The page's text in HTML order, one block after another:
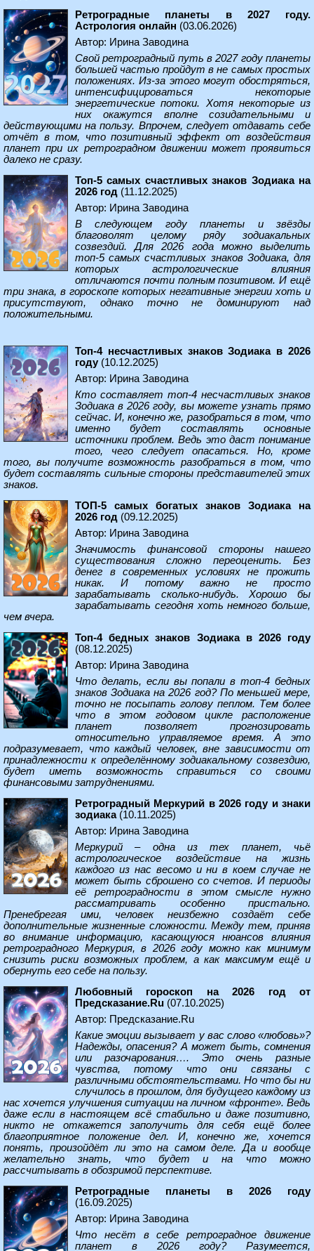
Ретроградные планеты в 2027 году.
Астрология онлайн (03.06.2026)
Автор: Ирина Заводина
Свой ретроградный путь в 2027 году планеты
большей частью пройдут в не самых простых
положениях. Из-за этого могут обостряться,
интенсифицироваться некоторые
энергетические потоки. Хотя некоторые из
них окажутся вполне созидательными и
действующими на пользу. Впрочем, следует отдавать себе
отчёт в том, что позитивный эффект от воздействия
планет при их ретроградном движении может проявиться
далеко не сразу.
Топ-5 самых счастливых знаков Зодиака на
2026 год (11.12.2025)
Автор: Ирина Заводина
В следующем году планеты и звёзды
благоволят целому ряду зодиакальных
созвездий. Для 2026 года можно выделить
топ-5 самых счастливых знаков Зодиака, для
которых астрологические влияния
отличаются почти полным позитивом. И ещё
три знака, в гороскопе которых негативные энергии хоть и
присутствуют, однако точно не доминируют над
положительными.
Топ-4 несчастливых знаков Зодиака в 2026
году(10.12.2025)
Автор: Ирина Заводина
Кто составляет топ-4 несчастливых знаков
Зодиака в 2026 году, вы можете узнать прямо
сейчас. И, конечно же, разобраться в том, что
именно будет составлять основные
источники проблем. Ведь это даст понимание
того, чего следует опасаться. Но, кроме
того, вы получите возможность разобраться в том, что
будет составлять сильные стороны представителей этих
знаков.
ТОП-5 самых богатых знаков Зодиака на
2026 год (09.12.2025)
Автор: Ирина Заводина
Значимость финансовой стороны нашего
существования сложно переоценить. Без
денег в современных условиях не прожить
никак. И потому важно не просто
зарабатывать сколько-нибудь. Хорошо бы
зарабатывать сегодня хоть немного больше,
чем вчера.
Топ-4 бедных знаков Зодиака в 2026 году
(08.12.2025)
Автор: Ирина Заводина
Что делать, если вы попали в топ-4 бедных
знаков Зодиака на 2026 год? По меньшей мере,
точно не посыпать голову пеплом. Тем более
что в этом годовом цикле расположение
планет позволяет прогнозировать
относительно управляемое время. А это
подразумевает, что каждый человек, вне зависимости от
принадлежности к определённому зодиакальному созвездию,
будет иметь возможность справиться со своими
финансовыми затруднениями.
Ретроградный Меркурий в 2026 году и знаки
зодиака(10.11.2025)
Автор: Ирина Заводина
Меркурий – одна из тех планет, чьё
астрологическое воздействие на жизнь
каждого из нас весомо и ни в коем случае не
может быть сброшено со счетов. И периоды
её ретроградности в этом смысле нужно
рассматривать особенно пристально.
Пренебрегая ими, человек неизбежно создаёт себе
дополнительные жизненные сложности. Между тем, приняв
во внимание информацию, касающуюся нюансов влияния
ретроградного Меркурия, в 2026 году можно как минимум
снизить риски возможных проблем, а как максимум ещё и
обернуть его себе на пользу.
Любовный гороскоп на 2026 год от
Предсказание.Ru (07.10.2025)
Автор: Предсказание.Ru
Какие эмоции вызывает у вас слово «любовь»?
Надежды, опасения? А может быть, сомнения
или разочарования…. Это очень разные
чувства, потому что они связаны с
различными обстоятельствами. Но что бы ни
случилось в прошлом, для будущего каждому из
нас хочется улучшения ситуации на личном «фронте». Ведь
даже если в настоящем всё стабильно и даже позитивно,
никто не откажется заполучить для себя ещё более
благоприятное положение дел. И, конечно же, хочется
понять, произойдёт ли это на самом деле. Да и вообще
желательно знать, что будет и на что можно
рассчитывать в обозримой перспективе.
Ретроградные планеты в 2026 году
(16.09.2025)
Автор: Ирина Заводина
Что несёт в себе ретроградное движение
планет в 2026 году? Разумеется,